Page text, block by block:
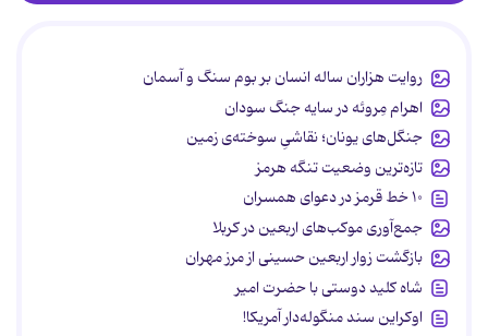
روایت هزاران ساله انسان بر بوم سنگ و آسمان
اهرام مِروئه در سایه جنگ سودان
جنگل‌های یونان؛ نقاشیِ سوخته‌ی زمین
تازه‌ترین وضعیت تنگه هرمز
۱۰ خط قرمز در دعوای همسران
جمع‌آوری موکب‌های اربعین در کربلا
بازگشت زوار اربعین حسینی از مرز مهران
شاه کلید دوستی با حضرت امیر
اوکراین سند منگوله‌دار آمریکا!